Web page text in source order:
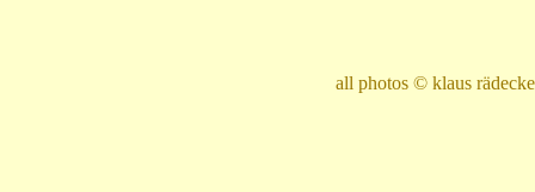
all photos © klaus